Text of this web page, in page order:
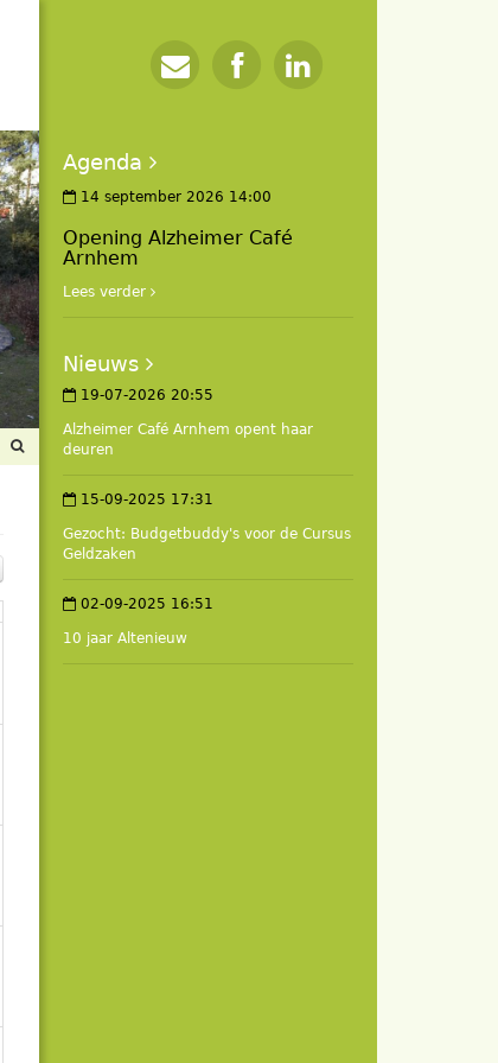
Agenda
14 september 2026 14:00
Opening Alzheimer Café
Arnhem
Lees verder
Nieuws
19-07-2026 20:55
Alzheimer Café Arnhem opent haar
deuren
15-09-2025 17:31
Gezocht: Budgetbuddy's voor de Cursus
Geldzaken
02-09-2025 16:51
10 jaar Altenieuw